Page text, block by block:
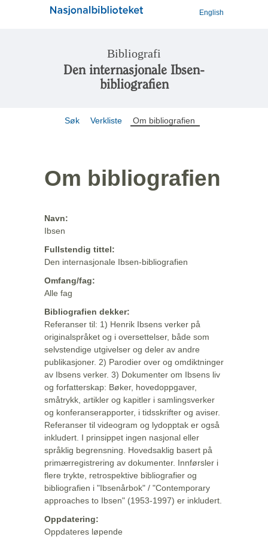
English
Bibliografi
Den internasjonale Ibsen-
bibliografien
Søk Verkliste Om bibliografien
Om bibliografien
Navn:
Ibsen
Fullstendig tittel:
Den internasjonale Ibsen-bibliografien
Omfang/fag:
Alle fag
Bibliografien dekker:
Referanser til: 1) Henrik Ibsens verker på
originalspråket og i oversettelser, både som
selvstendige utgivelser og deler av andre
publikasjoner. 2) Parodier over og omdiktninger
av Ibsens verker. 3) Dokumenter om Ibsens liv
og forfatterskap: Bøker, hovedoppgaver,
småtrykk, artikler og kapitler i samlingsverker
og konferanserapporter, i tidsskrifter og aviser.
Referanser til videogram og lydopptak er også
inkludert. I prinsippet ingen nasjonal eller
språklig begrensning. Hovedsaklig basert på
primærregistrering av dokumenter. Innførsler i
flere trykte, retrospektive bibliografier og
bibliografien i "Ibsenårbok" / "Contemporary
approaches to Ibsen" (1953-1997) er inkludert.
Oppdatering:
Oppdateres løpende